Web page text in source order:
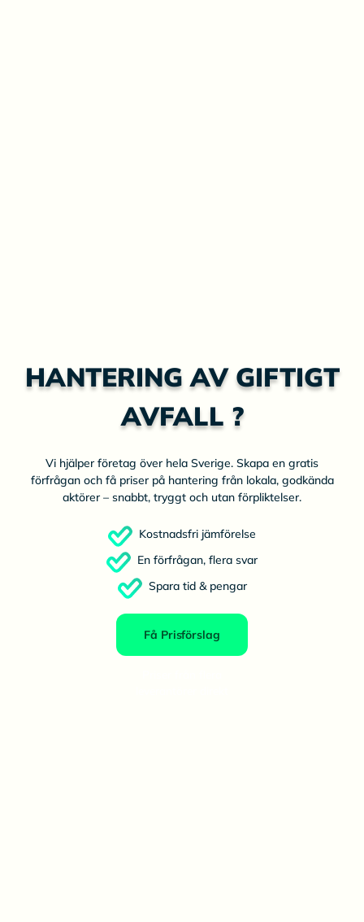
HANTERING AV GIFTIGT
AVFALL ?
Vi hjälper företag över hela Sverige. Skapa en gratis
förfrågan och få priser på hantering från lokala, godkända
aktörer – snabbt, tryggt och utan förpliktelser.
Kostnadsfri jämförelse
En förfrågan, flera svar
Spara tid & pengar
Få Prisförslag